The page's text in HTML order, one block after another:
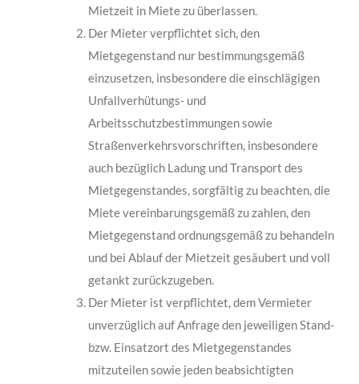
Mietzeit in Miete zu überlassen.
Der Mieter verpflichtet sich, den
Mietgegenstand nur bestimmungsgemäß
einzusetzen, insbesondere die einschlägigen
Unfallverhütungs- und
Arbeitsschutzbestimmungen so­wie
Straßenverkehrsvorschriften, insbesondere
auch bezüglich Ladung und Transport des
Mietgegenstandes, sorgfältig zu beachten, die
Miete vereinbarungsgemäß zu zahlen, den
Mietgegenstand ordnungsgemäß zu behandeln
und bei Ablauf der Mietzeit gesäu­bert und voll
getankt zurückzugeben.
Der Mieter ist verpflichtet, dem Vermieter
unverzüglich auf Anfrage den jeweiligen Stand-
bzw. Einsatzort des Mietgegenstandes
mitzuteilen sowie jeden beabsichtigten